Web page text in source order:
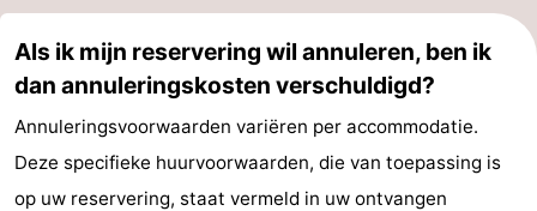
Als ik mijn reservering wil annuleren, ben ik
dan annuleringskosten verschuldigd?
Annuleringsvoorwaarden variëren per accommodatie.
Deze specifieke huurvoorwaarden, die van toepassing is
op uw reservering, staat vermeld in uw ontvangen